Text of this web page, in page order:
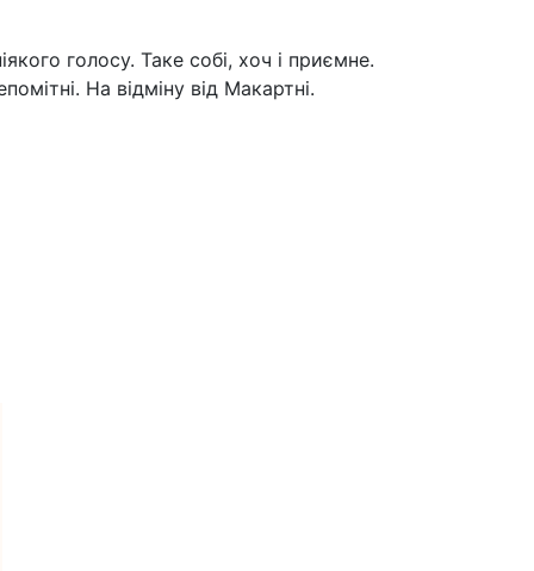
голосу. Таке собі, хоч і приємне.
На відміну від Макартні.